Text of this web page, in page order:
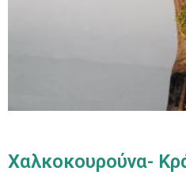
Χαλκοκουρούνα-